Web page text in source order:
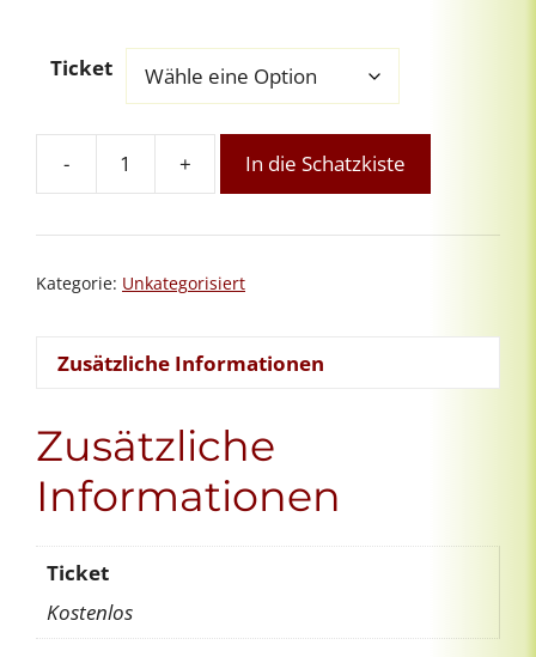
Ticket
-
Orientierungsgespräch
+ In die Schatzkiste
Kategorie: Unkategorisiert
Zusätzliche Informationen
Zusätzliche
Informationen
Ticket
Kostenlos